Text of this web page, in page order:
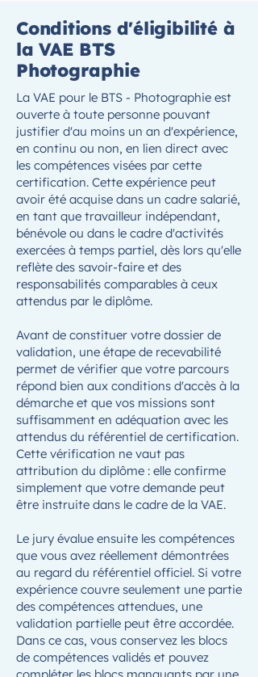
Conditions d'éligibilité à
la VAE BTS
Photographie
La VAE pour le BTS - Photographie est
ouverte à toute personne pouvant
justifier d'au moins un an d'expérience,
en continu ou non, en lien direct avec
les compétences visées par cette
certification. Cette expérience peut
avoir été acquise dans un cadre salarié,
en tant que travailleur indépendant,
bénévole ou dans le cadre d'activités
exercées à temps partiel, dès lors qu'elle
reflète des savoir-faire et des
responsabilités comparables à ceux
attendus par le diplôme.
Avant de constituer votre dossier de
validation, une étape de recevabilité
permet de vérifier que votre parcours
répond bien aux conditions d'accès à la
démarche et que vos missions sont
suffisamment en adéquation avec les
attendus du référentiel de certification.
Cette vérification ne vaut pas
attribution du diplôme : elle confirme
simplement que votre demande peut
être instruite dans le cadre de la VAE.
Le jury évalue ensuite les compétences
que vous avez réellement démontrées
au regard du référentiel officiel. Si votre
expérience couvre seulement une partie
des compétences attendues, une
validation partielle peut être accordée.
Dans ce cas, vous conservez les blocs
de compétences validés et pouvez